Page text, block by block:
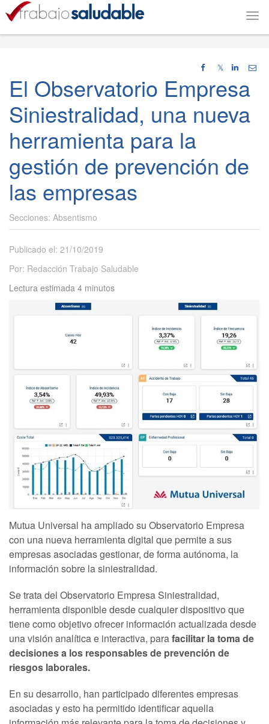
𝕏
El Observatorio Empresa
Siniestralidad, una nueva
herramienta para la
gestión de prevención de
las empresas
Absentismo
Publicado el: 21/10/2019
Por: Redacción Trabajo Saludable
Lectura estimada 4 minutos
Mutua Universal ha ampliado su Observatorio Empresa
con una nueva herramienta digital que permite a sus
empresas asociadas gestionar, de forma autónoma, la
información sobre la siniestralidad.
Se trata del Observatorio Empresa Siniestralidad,
herramienta disponible desde cualquier dispositivo que
tiene como objetivo ofrecer información actualizada desde
una visión analítica e interactiva, parafacilitar la toma de
decisiones a los responsables de prevención de
riesgos laborales.
En su desarrollo, han participado diferentes empresas
asociadas y esto ha permitido identificar aquella